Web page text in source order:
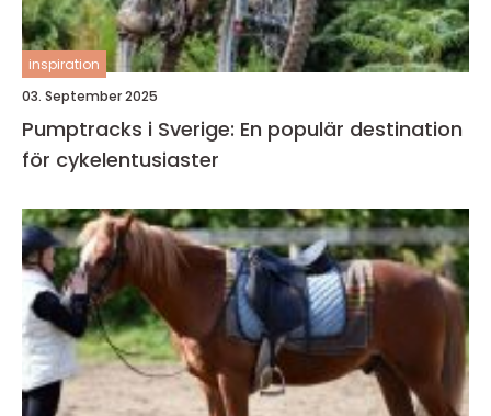
inspiration
03. September 2025
Pumptracks i Sverige: En populär destination
för cykelentusiaster